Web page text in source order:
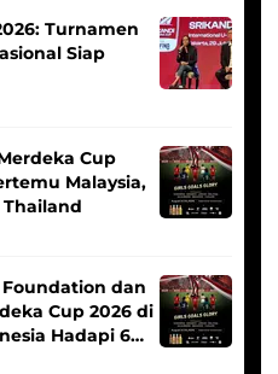
Turnamen
Siap
Cup
Malaysia,
dan
Cup 2026 di
Hadapi 6